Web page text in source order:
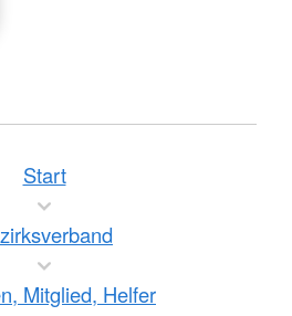
Start
Mitglied, Helfer